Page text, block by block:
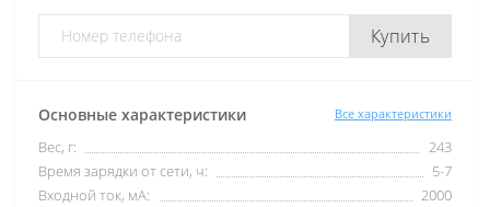
Купить
Основные характеристики Все характеристики
Вес, г:
243
Время зарядки от сети, ч:
5-7
Входной ток, мА:
2000